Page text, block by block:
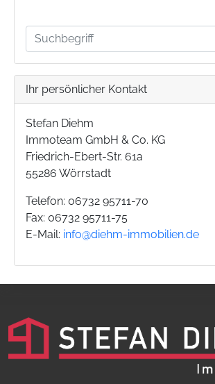
Ihr persönlicher Kontakt
Stefan Diehm
Immoteam GmbH & Co. KG
Friedrich-Ebert-Str. 61a
55286 Wörrstadt
Telefon: 06732 95711-70
Fax: 06732 95711-75
E-Mail: info@diehm-immobilien.de